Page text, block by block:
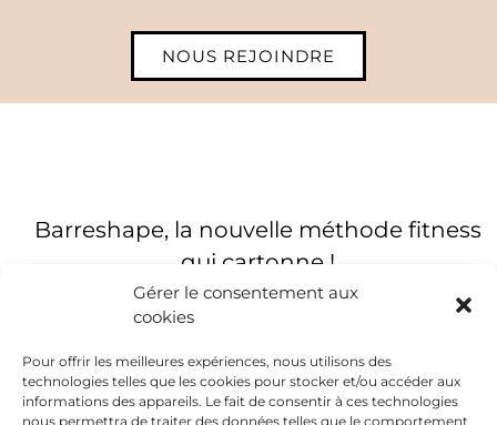
Gérer le consentement aux
cookies
Pour offrir les meilleures expériences, nous utilisons des
technologies telles que les cookies pour stocker et/ou accéder aux
informations des appareils. Le fait de consentir à ces technologies
nous permettra de traiter des données telles que le comportement
NOUS REJOINDRE
Barreshape, la nouvelle méthode fitness
qui cartonne !